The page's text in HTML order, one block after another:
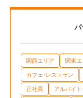
パ
関西エリア 関東エ
カフェ・レストラン
正社員 アルバイト